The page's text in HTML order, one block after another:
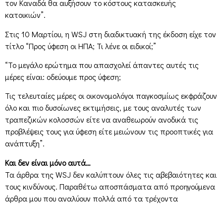
τον Καναδά θα αυξήσουν το κόστους κατασκευής
κατοικιών”.
Στις 10 Μαρτίου, η WSJ στη διαδικτυακή της έκδοση είχε τον
τίτλο “Προς ύφεση οι ΗΠΑ; Τι λένε οι ειδικοί;”
“Το μεγάλο ερώτημα που απασχολεί άπαντες αυτές τις
μέρες είναι: οδεύουμε προς ύφεση;
Τις τελευταίες μέρες οι οικονομολόγοι παγκοσμίως εκφράζουν
όλο και πιο δυσοίωνες εκτιμήσεις, με τους αναλυτές των
τραπεζικών κολοσσών είτε να αναθεωρούν ανοδικά τις
προβλέψεις τους για ύφεση είτε μειώνουν τις προοπτικές για
ανάπτυξη”.
Και δεν είναι μόνο αυτά…
Τα άρθρα της WSJ δεν καλύπτουν όλες τις αβεβαιότητες και
τους κινδύνους. Παραθέτω αποσπάσματα από προηγούμενα
άρθρα μου που αναλύουν πολλά από τα τρέχοντα